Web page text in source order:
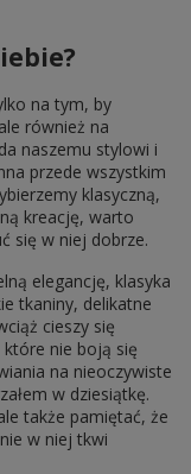
na tym, by
również na
naszemu stylowi i
przede wszystkim
klasyczną,
kreację, warto
się w niej dobrze.
elegancję, klasyka
tkaniny, delikatne
cieszy się
nie boją się
na nieoczywiste
w dziesiątkę.
także pamiętać, że
w niej tkwi